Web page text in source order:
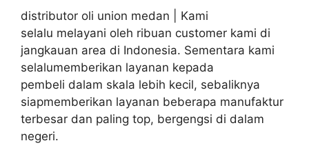
distributor oli union medan | Kami
selalu melayani oleh ribuan customer kami di
jangkauan area di Indonesia. Sementara kami
selalumemberikan layanan kepada
pembeli dalam skala lebih kecil, sebaliknya
siapmemberikan layanan beberapa manufaktur
terbesar dan paling top, bergengsi di dalam
negeri.